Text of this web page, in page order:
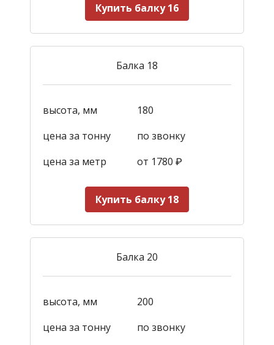
Купить балку 16
Балка 18
высота, мм
180
цена за тонну
по звонку
цена за метр
от 1780 ₽
Купить балку 18
Балка 20
высота, мм
200
цена за тонну
по звонку